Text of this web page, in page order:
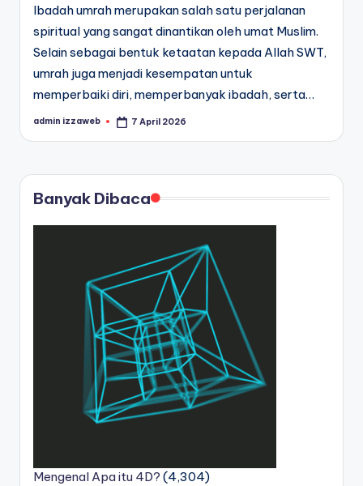
Ibadah umrah merupakan salah satu perjalanan
spiritual yang sangat dinantikan oleh umat Muslim.
Selain sebagai bentuk ketaatan kepada Allah SWT,
umrah juga menjadi kesempatan untuk
memperbaiki diri, memperbanyak ibadah, serta…
Posted
admin izzaweb 7 April 2026
Banyak Dibaca
Mengenal Apa itu 4D? (4,304)